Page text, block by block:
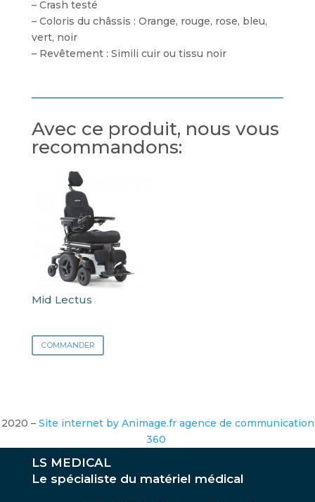
– Crash testé
– Coloris du châssis : Orange, rouge, rose, bleu,
vert, noir
– Revêtement : Simili cuir ou tissu noir
Avec ce produit, nous vous
recommandons:
Mid Lectus
COMMANDER
2020 – Site internet by Animage.fr agence de communication
360
LS MEDICAL
Le spécialiste du matériel médical